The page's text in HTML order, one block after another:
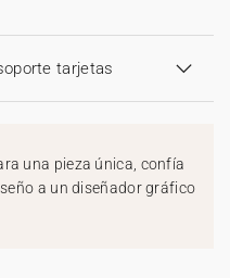
tarjetas
una pieza única, confía
a un diseñador gráfico